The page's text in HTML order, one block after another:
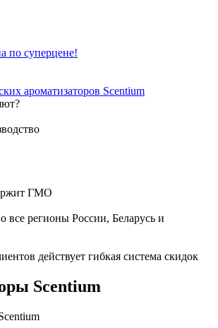
по суперцене!
ароматизаторов Scentium
ГМО
все регионы России, Беларусь и
действует гибкая система скидок
Scentium